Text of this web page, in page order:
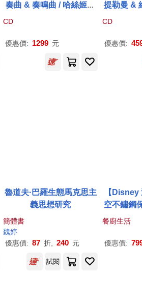
奏曲 & 奏鳴曲 / 哈絲姬兒
(鋼琴) / 葛羅米歐 (小提琴)
契 (指揮) / 琉森音樂節弦樂
管弦樂團 (6CD)(Clara Ha
CD
優惠價: 1299 元
提勒曼 &
樂團 (卡
Minor,
CD
優惠價:
魯道夫·巴羅生態馬克思主
義思想研究
簡體書
魏婷
優惠價: 87 折, 240 元
【
空不鏽鋼
杯/咖啡
餐廚生活
優惠價:
試閱